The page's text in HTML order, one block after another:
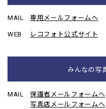
MAIL
専用メールフォームへ
WEB
レコフォト公式サイト
みんなの写
MAIL
保護者メールフォームへ
写真店メールフォームへ